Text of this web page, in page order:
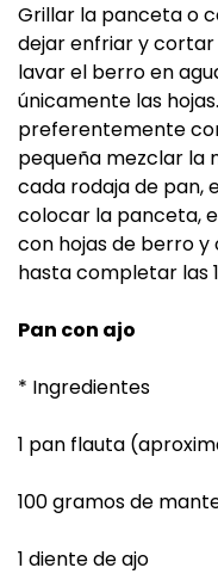
Grillar la panceta o
dejar enfriar y
lavar el berro en
únicamente las
preferentemente
pequeña mezclar la
cada rodaja de pan,
colocar la panceta,
con hojas de berro
hasta completar las
Pan con ajo
* Ingredientes
1 pan flauta
100 gramos de
1 diente de ajo